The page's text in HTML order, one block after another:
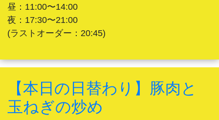
昼：11:00〜14:00
夜：17:30〜21:00
(ラストオーダー：20:45)
【本日の日替わり】豚肉と
玉ねぎの炒め